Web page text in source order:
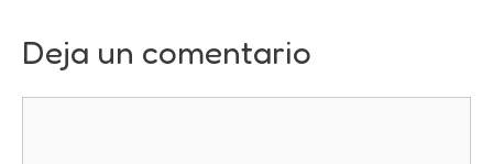
Deja un comentario